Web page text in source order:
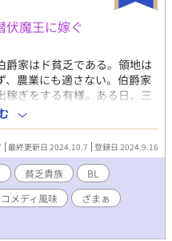
伏魔王に嫁ぐ
爵家はド貧乏である。領地は
農業にも適さない。伯爵家
稼ぎをする有様。ある日、三
穫しようとして光る剣を手
魔王を倒しに行きましょ
いつも通りの日々を送ってい
多額の支度金と領地への今
いう隣の辺境伯領からの釣
）が、自分を娘として嫁がせ
なの？？」 「だって３人と
子が欲しかったし、どうせ学
状況じゃないからバレない
最終更新日 2024.10.7 登録日 2024.9.16
貧乏貴族
BL
コメディ風味
ざまぁ